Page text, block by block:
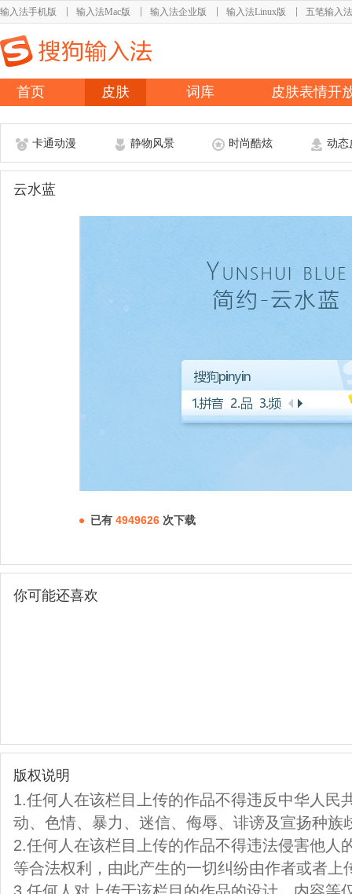
输入法手机版 输入法Mac版 输入法企业版 输入法Linux版 五笔输入法
首页 皮肤 词库 皮肤表情开
卡通动漫 静物风景 时尚酷炫 动态
云水蓝
已有 4949626 次下载
你可能还喜欢
版权说明
1.任何人在该栏目上传的作品不得违反中华人民
动、色情、暴力、迷信、侮辱、诽谤及宣扬种族
2.任何人在该栏目上传的作品不得违法侵害他人
等合法权利，由此产生的一切纠纷由作者或者上